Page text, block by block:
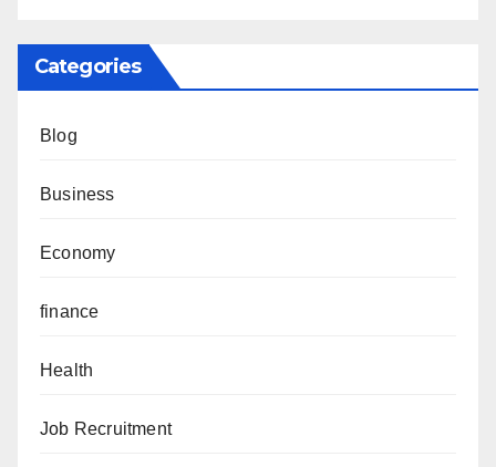
Categories
Blog
Business
Economy
finance
Health
Job Recruitment